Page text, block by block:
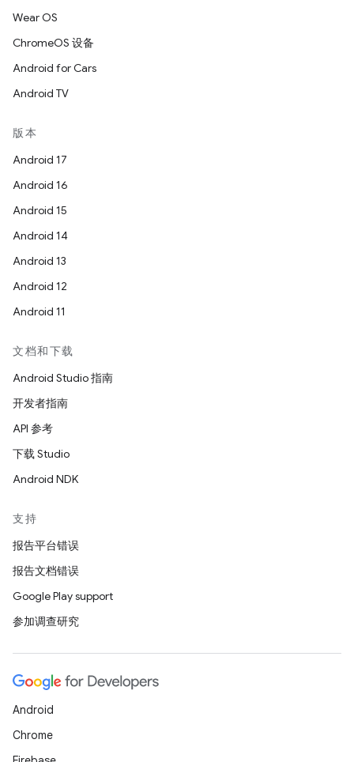
Wear OS
ChromeOS 设备
Android for Cars
Android TV
版本
Android 17
Android 16
Android 15
Android 14
Android 13
Android 12
Android 11
文档和下载
Android Studio 指南
开发者指南
API 参考
下载 Studio
Android NDK
支持
报告平台错误
报告文档错误
Google Play support
参加调查研究
Android
Chrome